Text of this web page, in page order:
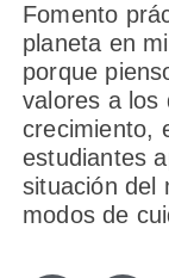
Fomento
planeta en
porque
valores a los
crecimiento,
estudiantes
situación del
modos de